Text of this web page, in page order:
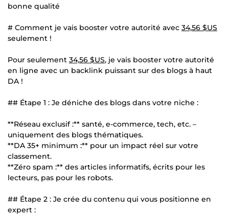
bonne qualité
# Comment je vais booster votre autorité avec 34,56 $US
seulement !
Pour seulement 34,56 $US, je vais booster votre autorité
en ligne avec un backlink puissant sur des blogs à haut
DA !
## Étape 1 : Je déniche des blogs dans votre niche :
**Réseau exclusif :** santé, e-commerce, tech, etc. –
uniquement des blogs thématiques.
**DA 35+ minimum :** pour un impact réel sur votre
classement.
**Zéro spam :** des articles informatifs, écrits pour les
lecteurs, pas pour les robots.
## Étape 2 : Je crée du contenu qui vous positionne en
expert :